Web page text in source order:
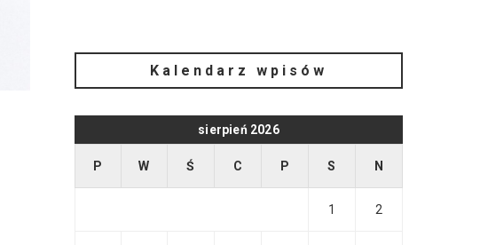
Kalendarz wpisów
sierpień 2026
P W Ś C P S N
1 2